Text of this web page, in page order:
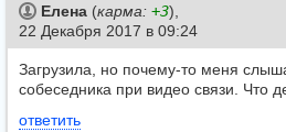
Елена (карма: +3),
22 Декабря 2017 в 09:24
Загрузила, но почему-то меня
собеседника при видео связи. Что
ответить